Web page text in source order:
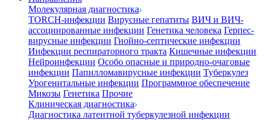
Молекулярная диагностика
TORCH-инфекции Вирусные гепатиты ВИЧ и ВИЧ-
ассоциированные инфекции Генетика человека Герпес-
вирусные инфекции Гнойно-септические инфекции
Инфекции респираторного тракта Кишечные инфекции
Нейроинфекции Особо опасные и природно-очаговые
инфекции Папилломавирусные инфекции Туберкулез
Урогенитальные инфекции Программное обеспечение
Микозы Генетика Прочие
Клиническая диагностика
Диагностика латентной туберкулезной инфекции